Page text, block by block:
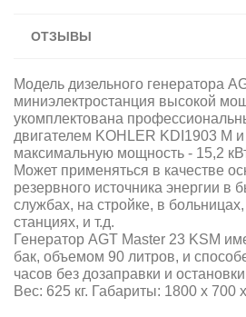
ОТЗЫВЫ
Модель дизельного генератора
миниэлектростанция высокой
укомплектована
двигателем KOHLER KDI1903 M
максимальную мощность - 15,2
Может применяться в качестве
резервного источника энергии в
службах, на стройке, в
станциях, и т.д.
Генератор AGT Master 23 KSM
бак, объемом 90 литров, и
часов без дозаправки и
Вес: 625 кг. Габариты: 1800 х 700